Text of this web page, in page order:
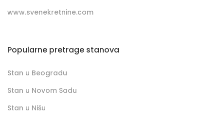
www.svenekretnine.com
Popularne pretrage stanova
Stan u Beogradu
Stan u Novom Sadu
Stan u Nišu